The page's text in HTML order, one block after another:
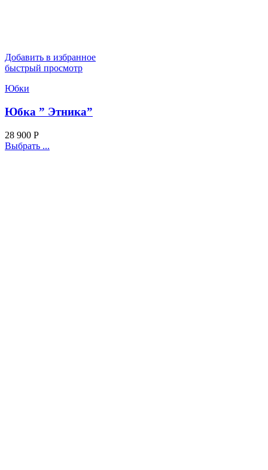
Добавить в избранное
быстрый просмотр
Юбки
Юбка ” Этника”
28 900 Р
Выбрать ...